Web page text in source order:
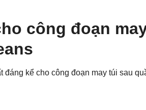
công đoạn
đáng kể cho công đoạn may túi sau